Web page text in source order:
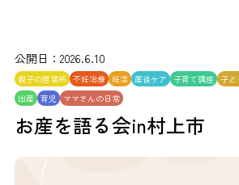
公開日：2026.6.10
親子の居場所 不妊治療 妊活 産後ケア 子育て講座 子
出産 育児 ママさんの日常
お産を語る会in村上市